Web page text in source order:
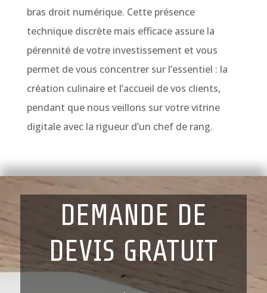
bras droit numérique. Cette présence
technique discrète mais efficace assure la
pérennité de votre investissement et vous
permet de vous concentrer sur l’essentiel : la
création culinaire et l’accueil de vos clients,
pendant que nous veillons sur votre vitrine
digitale avec la rigueur d’un chef de rang.
DEMANDE DE
DEVIS GRATUIT